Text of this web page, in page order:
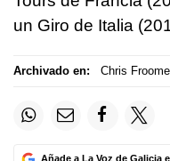
un Giro de Italia
Archivado en: Chris Froome
Añade a La Voz de Galicia